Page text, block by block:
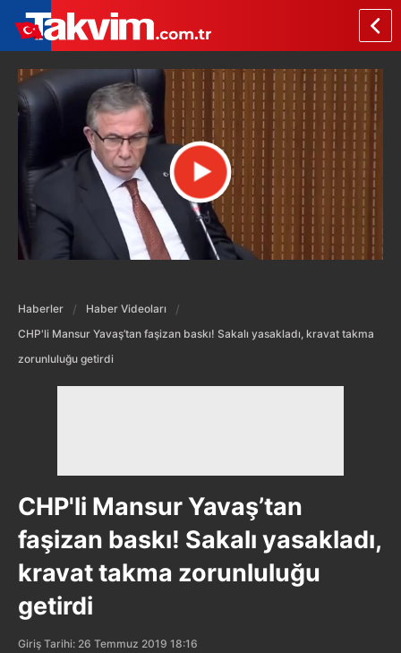
Haberler
Haber Videoları
CHP'li Mansur Yavaş’tan faşizan baskı! Sakalı yasakladı, kravat takma
zorunluluğu getirdi
CHP'li Mansur Yavaş’tan
faşizan baskı! Sakalı yasakladı,
kravat takma zorunluluğu
getirdi
Giriş Tarihi: 26 Temmuz 2019 18:16